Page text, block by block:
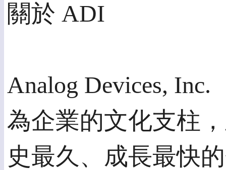
關於 ADI
Analog Devices,
為企業的文化支柱
史最久、成長最快